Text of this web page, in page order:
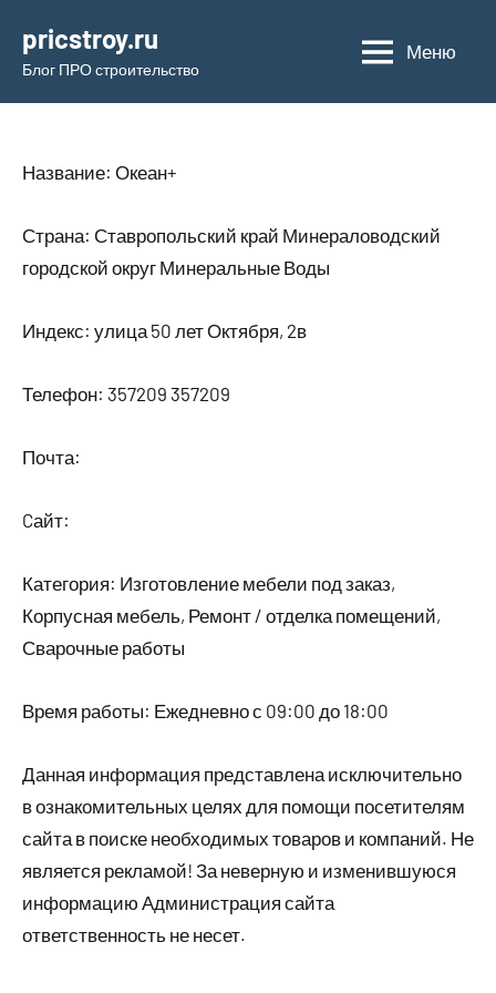
содержимому
pricstroy.ru
Блог ПРО строительство
Меню
Название: Океан+
Страна: Ставропольский край Минераловодский
городской округ Минеральные Воды
Индекс: улица 50 лет Октября, 2в
Телефон: 357209 357209
Почта:
Cайт:
Категория: Изготовление мебели под заказ,
Корпусная мебель, Ремонт / отделка помещений,
Сварочные работы
Время работы: Ежедневно с 09:00 до 18:00
Данная информация представлена исключительно
в ознакомительных целях для помощи посетителям
сайта в поиске необходимых товаров и компаний. Не
является рекламой! За неверную и изменившуюся
информацию Администрация сайта
ответственность не несет.